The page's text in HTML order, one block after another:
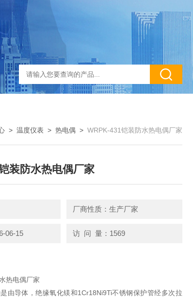
> 温度仪表 > 热电偶 > WRPK-431铠装防水热电偶厂家
装防水热电偶厂家
厂商性质：生产厂家
06-15 访 问 量：1569
热电偶厂家
由导体，绝缘氧化镁和1Cr18Ni9Ti不锈钢保护管经多次拉